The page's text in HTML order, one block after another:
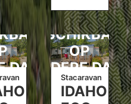
DATA
OP
ANDERE DATA
Stacaravan
IDAHO